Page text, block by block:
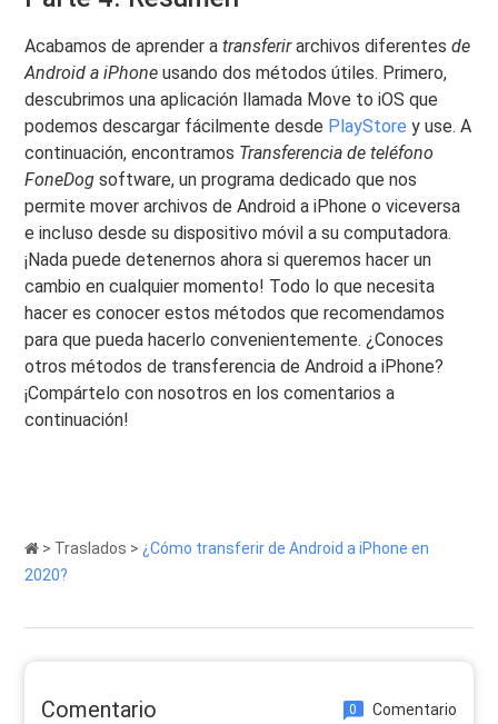
Acabamos de aprender atransferirarchivos diferentesde
Android a iPhoneusando dos métodos útiles. Primero,
descubrimos una aplicación llamada Move to iOS que
podemos descargar fácilmente desde PlayStore y use. A
continuación, encontramos Transferencia de teléfono
FoneDog software, un programa dedicado que nos
permite mover archivos de Android a iPhone o viceversa
e incluso desde su dispositivo móvil a su computadora.
¡Nada puede detenernos ahora si queremos hacer un
cambio en cualquier momento! Todo lo que necesita
hacer es conocer estos métodos que recomendamos
para que pueda hacerlo convenientemente. ¿Conoces
otros métodos de transferencia de Android a iPhone?
¡Compártelo con nosotros en los comentarios a
continuación!
> Traslados > ¿Cómo transferir de Android a iPhone en
2020?
Comentario 0 Comentario